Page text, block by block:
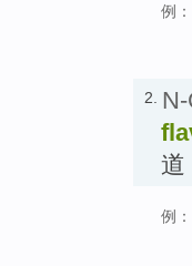
例：
2.
道
例：